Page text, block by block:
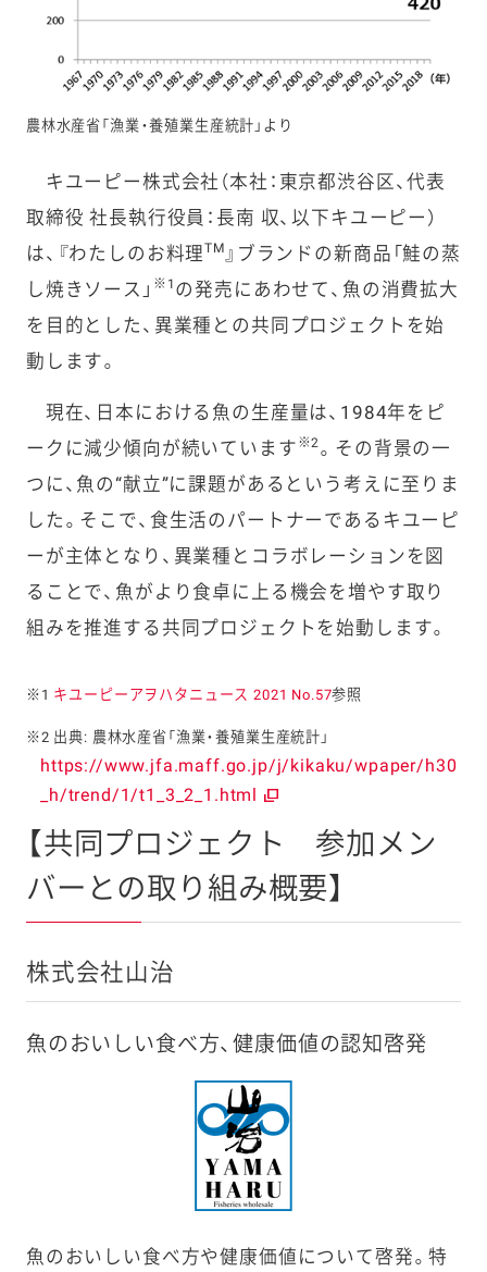
農林水産省「漁業・養殖業生産統計」より
キユーピー株式会社（本社：東京都渋谷区、代表
取締役 社長執行役員：長南 収、以下キユーピー）
は、 『わたしのお料理TM』 ブランドの新商品「鮭の蒸
し焼きソース」 ※ 1 の発売にあわせて、魚の消費拡大
を目的とした、異業種との共同プロジェクトを始
動します。
現在、日本における魚の生産量は、1984年をピ
ークに減少傾向が続いています ※2。その背景の一
つに、魚の“献立”に課題があるという考えに至りま
した。そこで、食生活のパートナーであるキユーピ
ーが主体となり、異業種とコラボレーションを図
ることで、魚がより食卓に上る機会を増やす取り
組みを推進する共同プロジェクトを始動します。
※1 キユーピーアヲハタニュース 2021 No.57参照
※2 出典: 農林水産省「漁業・養殖業生産統計」
https://www.jfa.maff.go.jp/j/kikaku/wpaper/h30
_h/trend/1/t1_3_2_1.html
【共同プロジェクト 参加メン
バーとの取り組み概要】
株式会社山治
魚のおいしい食べ方、健康価値の認知啓発
魚のおいしい食べ方や健康価値について啓発。特